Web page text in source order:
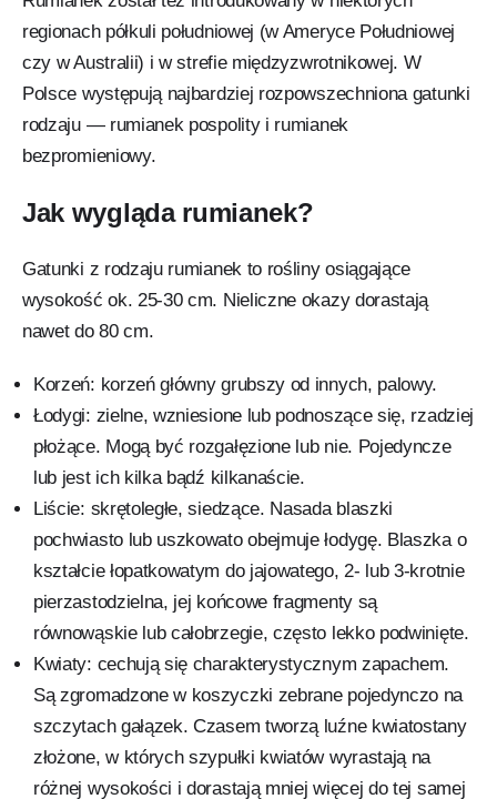
regionach półkuli południowej (w Ameryce Południowej
czy w Australii) i w strefie międzyzwrotnikowej. W
Polsce występują najbardziej rozpowszechniona gatunki
rodzaju — rumianek pospolity i rumianek
bezpromieniowy.
Jak wygląda rumianek?
Gatunki z rodzaju rumianek to rośliny osiągające
wysokość ok. 25-30 cm. Nieliczne okazy dorastają
nawet do 80 cm.
Korzeń: korzeń główny grubszy od innych, palowy.
Łodygi: zielne, wzniesione lub podnoszące się, rzadziej
płożące. Mogą być rozgałęzione lub nie. Pojedyncze
lub jest ich kilka bądź kilkanaście.
Liście: skrętoległe, siedzące. Nasada blaszki
pochwiasto lub uszkowato obejmuje łodygę. Blaszka o
kształcie łopatkowatym do jajowatego, 2- lub 3-krotnie
pierzastodzielna, jej końcowe fragmenty są
równowąskie lub całobrzegie, często lekko podwinięte.
Kwiaty: cechują się charakterystycznym zapachem.
Są zgromadzone w koszyczki zebrane pojedynczo na
szczytach gałązek. Czasem tworzą luźne kwiatostany
złożone, w których szypułki kwiatów wyrastają na
różnej wysokości i dorastają mniej więcej do tej samej